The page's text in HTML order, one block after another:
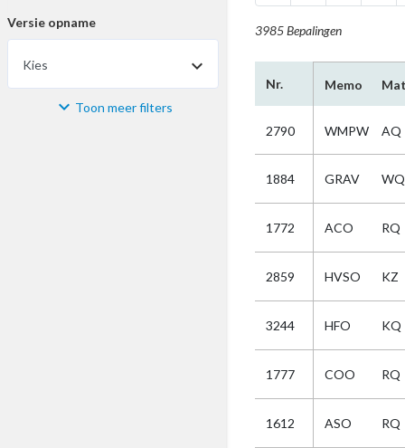
Versie opname
Kies
Materiaal Toon meer filters
3985 Bepalingen
Nr. Memo
2790 WMPW AQ
1884 GRAV WQ
1772 ACO RQ
2859 HVSO KZ
3244 HFO KQ
1777 COO RQ
1612 ASO RQ